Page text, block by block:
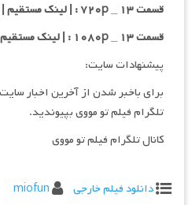
قسمت ۱۳ _ ۷۲۰p : | لینک مستقیم |
قسمت ۱۳ _ ۱۰۸۰p : | لینک مستقیم |
پیشنهادات سایت:
برای باخبر شدن از آخرین اخبار
تلگرام فیلم تو مووی بپیوندید.
کانال تلگرام فیلم تو مووی
دانلود فیلم خارجی
miofun